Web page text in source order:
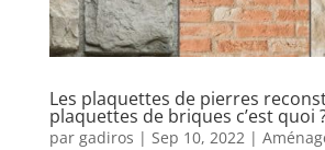
Les plaquettes de pierres
plaquettes de briques c’est quoi
par gadiros | Sep 10, 2022|